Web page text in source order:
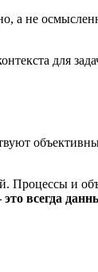
а не
для
Процессы и
всегда